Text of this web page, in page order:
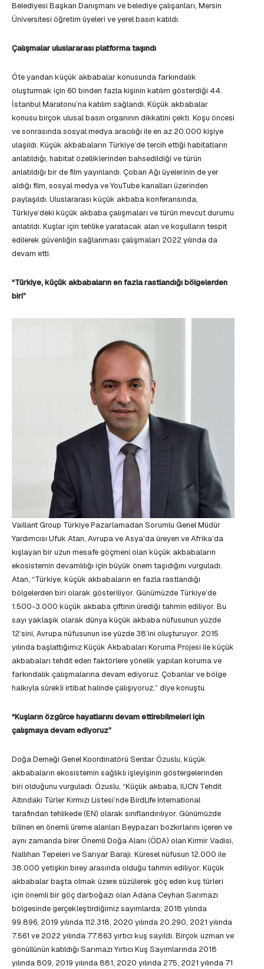
Belediyesi Başkan Danışmanı ve belediye çalışanları, Mersin
Üniversitesi öğretim üyeleri ve yerel basın katıldı.
Çalışmalar uluslararası platforma taşındı
Öte yandan küçük akbabalar konusunda farkındalık
oluşturmak için 60 binden fazla kişinin katılım gösterdiği 44.
İstanbul Maratonu’na katılım sağlandı. Küçük akbabalar
konusu birçok ulusal basın organının dikkatini çekti. Koşu öncesi
ve sonrasında sosyal medya aracılığı ile en az 20.000 kişiye
ulaşıldı. Küçük akbabaların Türkiye’de tercih ettiği habitatların
anlatıldığı, habitat özelliklerinden bahsedildiği ve türün
anlatıldığı bir de film yayınlandı. Çoban Ağı üyelerinin de yer
aldığı film, sosyal medya ve YouTube kanalları üzerinden
paylaşıldı. Uluslararası küçük akbaba konferansında,
Türkiye’deki küçük akbaba çalışmaları ve türün mevcut durumu
anlatıldı. Kuşlar için tehlike yaratacak alan ve koşulların tespit
edilerek güvenliğin sağlanması çalışmaları 2022 yılında da
devam etti.
“Türkiye, küçük akbabaların en fazla rastlandığı bölgelerden
biri”
Vaillant Group Türkiye Pazarlamadan Sorumlu Genel Müdür
Yardımcısı Ufuk Atan, Avrupa ve Asya’da üreyen ve Afrika’da
kışlayan bir uzun mesafe göçmeni olan küçük akbabaların
ekosistemin devamlılığı için büyük önem taşıdığını vurguladı.
Atan, “Türkiye, küçük akbabaların en fazla rastlandığı
bölgelerden biri olarak gösteriliyor. Günümüzde Türkiye’de
1.500-3.000 küçük akbaba çiftinin ürediği tahmin ediliyor. Bu
sayı yaklaşık olarak dünya küçük akbaba nüfusunun yüzde
12’sini, Avrupa nüfusunun ise yüzde 38’ini oluşturuyor. 2015
yılında başlattığımız Küçük Akbabaları Koruma Projesi ile küçük
akbabaları tehdit eden faktörlere yönelik yapılan koruma ve
farkındalık çalışmalarına devam ediyoruz. Çobanlar ve bölge
halkıyla sürekli irtibat halinde çalışıyoruz.” diye konuştu.
“Kuşların özgürce hayatlarını devam ettirebilmeleri için
çalışmaya devam ediyoruz”
Doğa Derneği Genel Koordinatörü Serdar Özuslu, küçük
akbabaların ekosistemin sağlıklı işleyişinin göstergelerinden
biri olduğunu vurguladı. Özuslu, “Küçük akbaba, IUCN Tehdit
Altındaki Türler Kırmızı Listesi’nde BirdLife International
tarafından tehlikede (EN) olarak sınıflandırılıyor. Günümüzde
bilinen en önemli üreme alanları Beypazarı bozkırlarını içeren ve
aynı zamanda birer Önemli Doğa Alanı (ÖDA) olan Kirmir Vadisi,
Nallıhan Tepeleri ve Sarıyar Barajı. Küresel nüfusun 12.000 ile
38.000 yetişkin birey arasında olduğu tahmin ediliyor. Küçük
akbabalar başta olmak üzere süzülerek göç eden kuş türleri
için önemli bir göç darboğazı olan Adana Ceyhan Sarımazı
bölgesinde gerçekleştirdiğimiz sayımlarda; 2018 yılında
99.896, 2019 yılında 112.318, 2020 yılında 20.290, 2021 yılında
7.561 ve 2022 yılında 77.863 yırtıcı kuş sayıldı. Birçok uzman ve
gönüllünün katıldığı Sarımazı Yırtıcı Kuş Sayımlarında 2018
yılında 809, 2019 yılında 881, 2020 yılında 275, 2021 yılında 71